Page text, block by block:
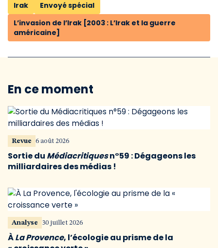
Irak
Envoyé spécial
L’invasion de l’Irak [2003 : L’Irak et la guerre
américaine]
En ce moment
Revue 6 août 2026
Sortie du Médiacritiquesn°59 : Dégageons les
milliardaires des médias !
Analyse 30 juillet 2026
ÀLa Provence, l’écologie au prisme de la